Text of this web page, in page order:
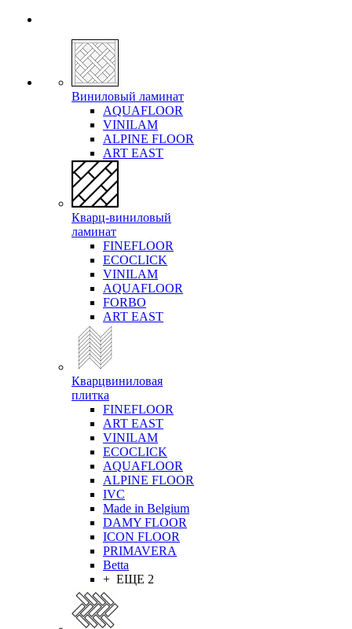
Виниловый ламинат
AQUAFLOOR
VINILAM
ALPINE FLOOR
ART EAST
Кварц-виниловый
ламинат
FINEFLOOR
ECOCLICK
VINILAM
AQUAFLOOR
FORBO
ART EAST
Кварцвиниловая
плитка
FINEFLOOR
ART EAST
VINILAM
ECOCLICK
AQUAFLOOR
ALPINE FLOOR
IVC
Made in Belgium
DAMY FLOOR
ICON FLOOR
PRIMAVERA
Betta
+ ЕЩЕ 2